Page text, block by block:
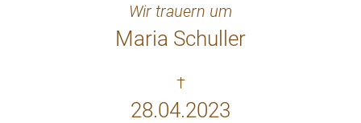
Wir trauern um
Maria Schuller
†
28.04.2023